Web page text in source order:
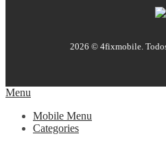
2026 © 4fixmobile.
Menu
Mobile Menu
Categories